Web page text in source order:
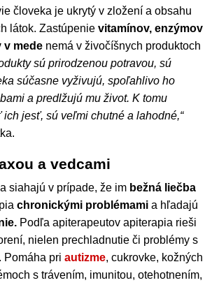
človeka je ukrytý v zložení a obsahu
látok. Zastúpenie vitamínov, enzýmov
v mede nemá v živočíšnych produktoch
sú prirodzenou potravou, sú
súčasne vyživujú, spoľahlivo ho
a predlžujú mu život. K tomu
jesť, sú veľmi chutné a lahodné,“
a vedcami
siahajú v prípade, že im bežná liečba
chronickými problémami a hľadajú
Podľa apiterapeutov apiterapia rieši
nielen prechladnutie či problémy s
Pomáha pri autizme, cukrovke, kožných
s trávením, imunitou, otehotnením,